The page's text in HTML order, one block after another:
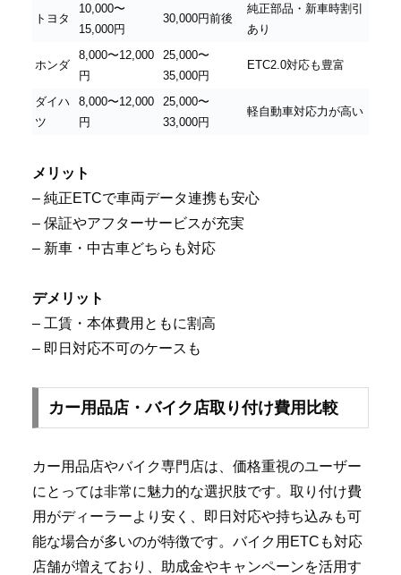
トヨタ
10,000〜
15,000円
30,000円前後
純正部品・新車時割引
あり
ホンダ
8,000〜12,000
円
25,000〜
35,000円
ETC2.0対応も豊富
ダイハ
ツ
8,000〜12,000
円
25,000〜
33,000円
軽自動車対応力が高い
メリット
– 純正ETCで車両データ連携も安心
– 保証やアフターサービスが充実
– 新車・中古車どちらも対応
デメリット
– 工賃・本体費用ともに割高
– 即日対応不可のケースも
カー用品店・バイク店取り付け費用比較
カー用品店やバイク専門店は、価格重視のユーザー
にとっては非常に魅力的な選択肢です。取り付け費
用がディーラーより安く、即日対応や持ち込みも可
能な場合が多いのが特徴です。バイク用ETCも対応
店舗が増えており、助成金やキャンペーンを活用す